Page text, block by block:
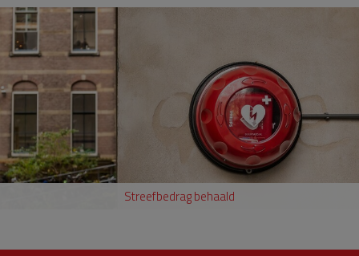
Streefbedrag behaald